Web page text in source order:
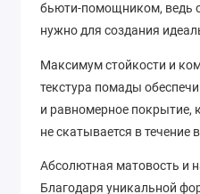
бьюти-помощником, ведь
нужно для создания
Максимум стойкости и
текстура помады
и равномерное покрытие,
не скатывается в течение
Абсолютная матовость и
Благодаря уникальной